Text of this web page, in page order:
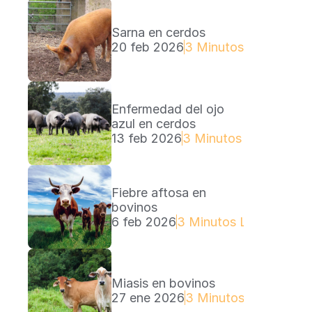
Sarna en cerdos
20 feb 20263 Minutos Lectura
Enfermedad del ojo
azul en cerdos
13 feb 20263 Minutos Lectura
Fiebre aftosa en
bovinos
6 feb 20263 Minutos Lectura
Miasis en bovinos
27 ene 20263 Minutos Lectura